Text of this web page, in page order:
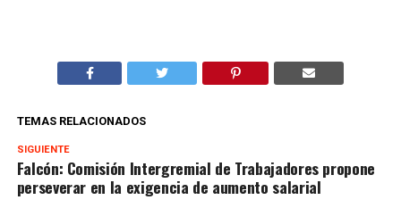
TEMAS RELACIONADOS
SIGUIENTE
Falcón: Comisión Intergremial de Trabajadores propone
perseverar en la exigencia de aumento salarial